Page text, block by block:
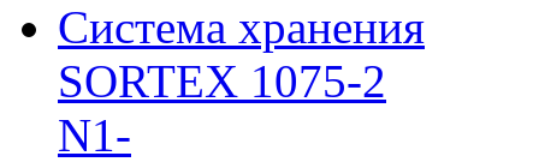
Система хранения
SORTEX 1075-2
N1-